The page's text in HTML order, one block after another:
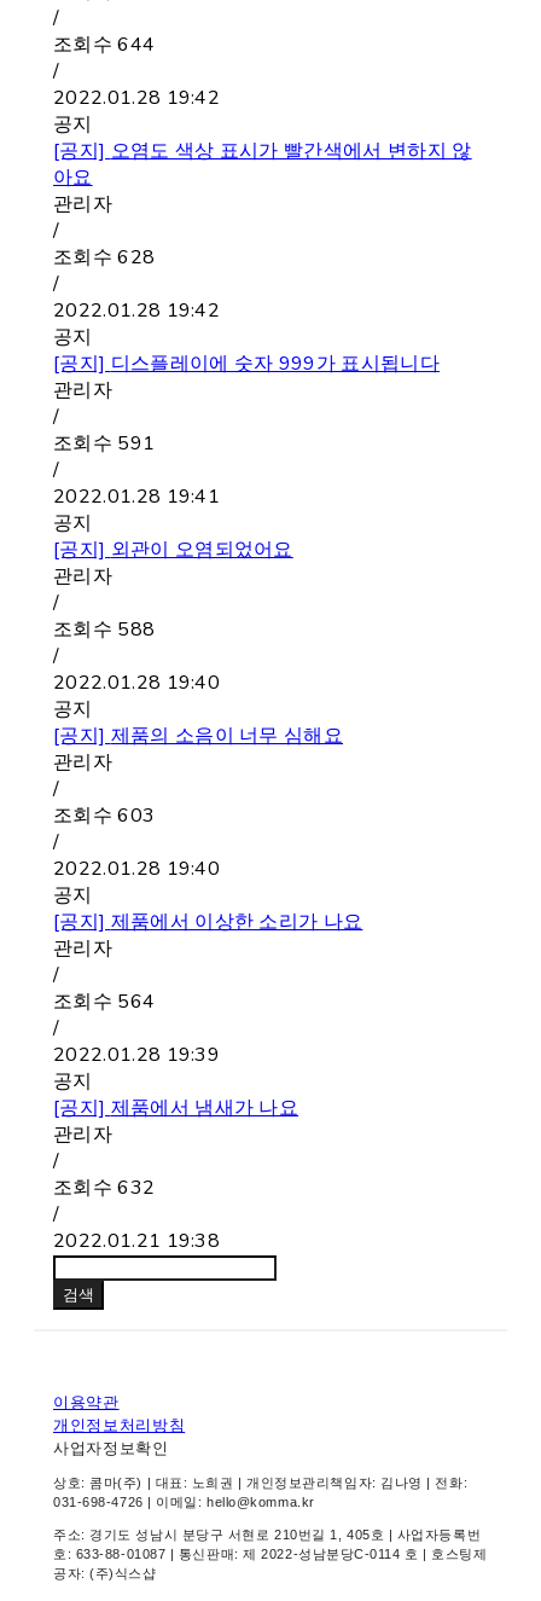
/
조회수644
/
2022.01.28 19:42
공지
[공지] 오염도 색상 표시가 빨간색에서 변하지 않
아요
관리자
/
조회수628
/
2022.01.28 19:42
공지
[공지] 디스플레이에 숫자 999가 표시됩니다
관리자
/
조회수 591
/
2022.01.28 19:41
공지
[공지] 외관이 오염되었어요
관리자
/
조회수 588
/
2022.01.28 19:40
공지
[공지] 제품의 소음이 너무 심해요
관리자
/
조회수603
/
2022.01.28 19:40
공지
[공지] 제품에서 이상한 소리가 나요
관리자
/
조회수 564
/
2022.01.28 19:39
공지
[공지] 제품에서 냄새가 나요
관리자
/
조회수632
/
2022.01.21 19:38
검색
이용약관
개인정보처리방침
사업자정보확인
상호: 콤마(주) | 대표: 노희권 | 개인정보관리책임자: 김나영 | 전화:
031-698-4726 | 이메일: hello@komma.kr
주소: 경기도 성남시 분당구 서현로 210번길 1, 405호 | 사업자등록번
호: 633-88-01087 | 통신판매:제 2022-성남분당C-0114 호
| 호스팅제
공자: (주)식스샵